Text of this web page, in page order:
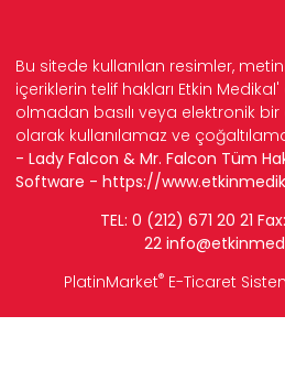
Bu sitede kullanılan resimler,
içeriklerin telif hakları Etkin
olmadan basılı veya elektronik
olarak kullanılamaz ve
- Lady Falcon & Mr. Falcon Tüm
Software - https://
TEL: 0 (212) 671 20 21
22 info
PlatinMarket® E-Ticaret